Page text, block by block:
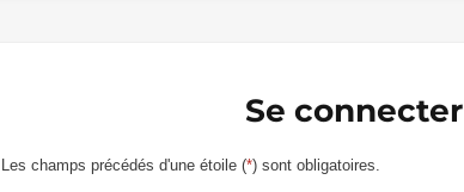
Se connecter
Les champs précédés d'une étoile (*) sont obligatoires.